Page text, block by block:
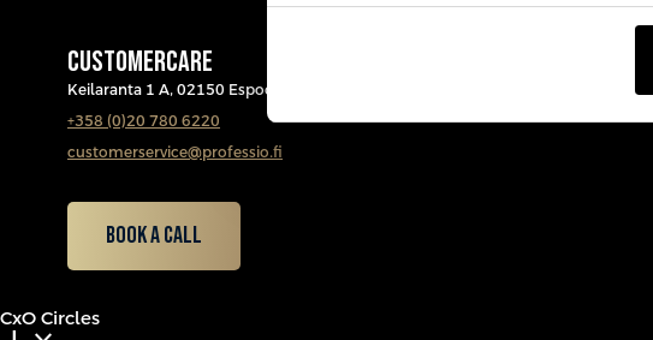
CUSTOMERCARE
Keilaranta 1 A, 02150 Espoo
+358 (0)20 780 6220
customerservice@professio.fi
Book a call
CxO Circles